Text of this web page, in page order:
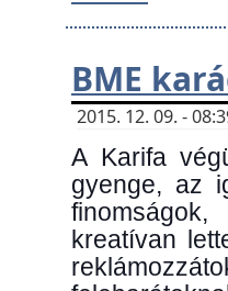
BME
2015. 12. 09. -
A Karifa
gyenge, az
kreatívan